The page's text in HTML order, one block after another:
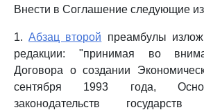
Внести в Соглашение следующие
1.Абзац второй преамбулы
редакции: "принимая во
Договора о создании
сентября 1993 года,
законодательств